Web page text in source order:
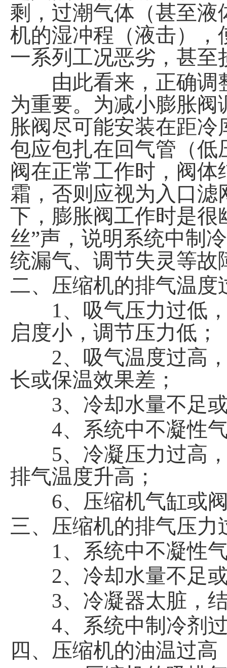
剩，过潮气体（甚至
机的湿冲程（液击）
一系列工况恶劣，甚至
由此看来，正确调
为重要。为减小膨胀
胀阀尽可能安装在距
包应包扎在回气管（
阀在正常工作时，阀
霜，否则应视为入口
下，膨胀阀工作时是很
丝”声，说明系统中制
统漏气、调节失灵等故
二、压缩机的排气温度
1、吸气压力过低，
启度小，调节压力低；
2、吸气温度过高，
长或保温效果差；
3、冷却水量不足或
4、系统中不凝性气
5、冷凝压力过高，
排气温度升高；
6、压缩机气缸或阀
三、压缩机的排气压力
1、系统中不凝性气
2、冷却水量不足或
3、冷凝器太脏，结
4、系统中制冷剂
四、压缩机的油温过高